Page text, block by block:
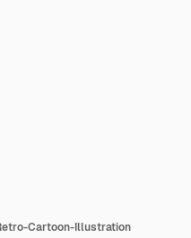
Cartoon-Illustration